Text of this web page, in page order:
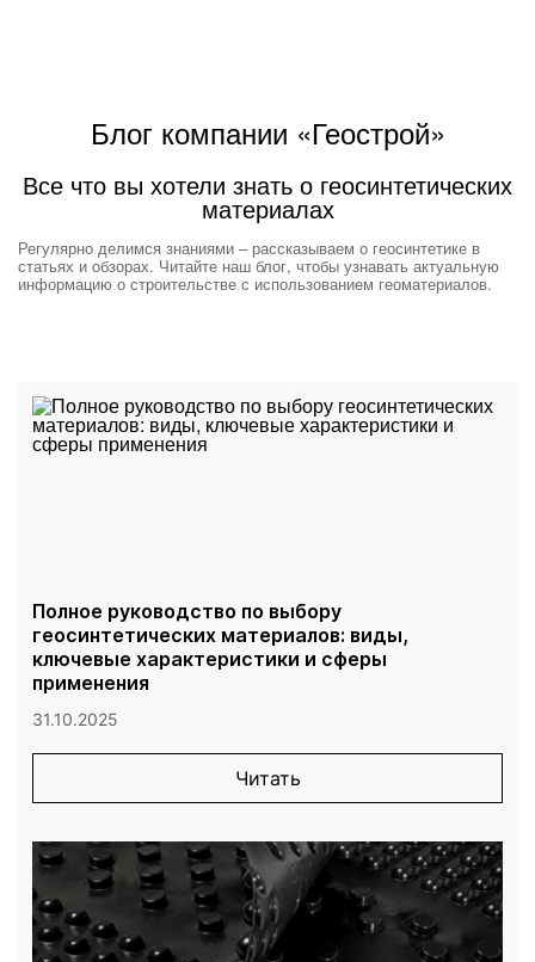
Блог компании «Геострой»
Все что вы хотели знать о геосинтетических
материалах
Регулярно делимся знаниями – рассказываем о геосинтетике в
статьях и обзорах. Читайте наш блог, чтобы узнавать актуальную
информацию о строительстве с использованием геоматериалов.
Полное руководство по выбору
геосинтетических материалов: виды,
ключевые характеристики и сферы
применения
31.10.2025
Читать